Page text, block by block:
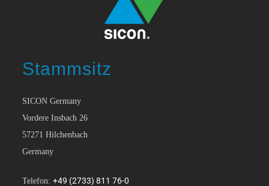
Stammsitz
SICON Germany
Vordere Insbach 26
57271 Hilchenbach
Germany
Telefon:+49 (2733) 811 76-0